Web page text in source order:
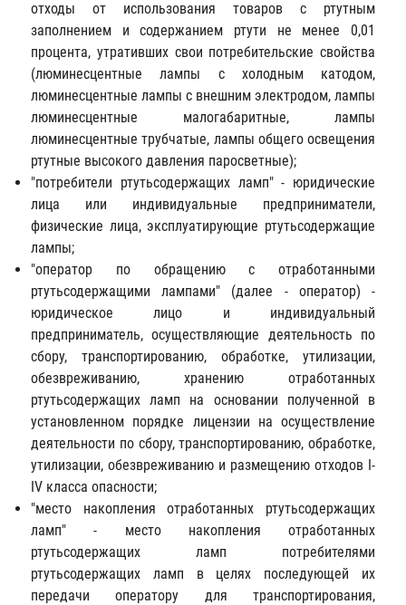
отходы от использования товаров с ртутным
заполнением и содержанием ртути не менее 0,01
процента, утративших свои потребительские свойства
(люминесцентные лампы с холодным катодом,
люминесцентные лампы с внешним электродом, лампы
люминесцентные малогабаритные, лампы
люминесцентные трубчатые, лампы общего освещения
ртутные высокого давления паросветные);
"потребители ртутьсодержащих ламп" - юридические
лица или индивидуальные предприниматели,
физические лица, эксплуатирующие ртутьсодержащие
лампы;
"оператор по обращению с отработанными
ртутьсодержащими лампами" (далее - оператор) -
юридическое лицо и индивидуальный
предприниматель, осуществляющие деятельность по
сбору, транспортированию, обработке, утилизации,
обезвреживанию, хранению отработанных
ртутьсодержащих ламп на основании полученной в
установленном порядке лицензии на осуществление
деятельности по сбору, транспортированию, обработке,
утилизации, обезвреживанию и размещению отходов I-
IV класса опасности;
"место накопления отработанных ртутьсодержащих
ламп" - место накопления отработанных
ртутьсодержащих ламп потребителями
ртутьсодержащих ламп в целях последующей их
передачи оператору для транспортирования,